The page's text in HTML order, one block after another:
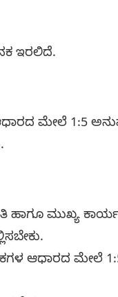
ಇರಲಿದೆ.
ಮೇಲೆ 1:5
ಮುಖ್ಯ
ಆಧಾರದ